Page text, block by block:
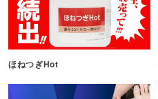
ほねつぎHot